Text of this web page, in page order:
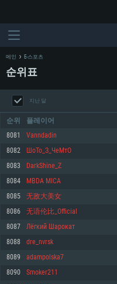
최소사양
운영체제: Windows 10 (64 bit)
프로세서: 2.2 GHz 듀얼코어 이상
메모리: 4GB
최소사양
운영체제: Mac OS Big Sur 11.0
프로세서: 최소 2.2 GHz의 Core
메모리: 6 GB
최소사양
운영체제: 64bit Linux 중 최신 버전
프로세서: 2.4 GHz 듀얼코어
메모리: 4 GB
메인 E-스포츠
순위표
지난 달
순위 플레이어
8081 Vanndadin
8082 ШоТо_З_ЧеМтО
8083 DarkShine_Z
8084 MBDA MICA
8085 无敌大美女
8086 无语伦比_Official
8087 Лёгкий Шарокат
8088 dre_nvrsk
8089 adampolska7
8090 Smoker211